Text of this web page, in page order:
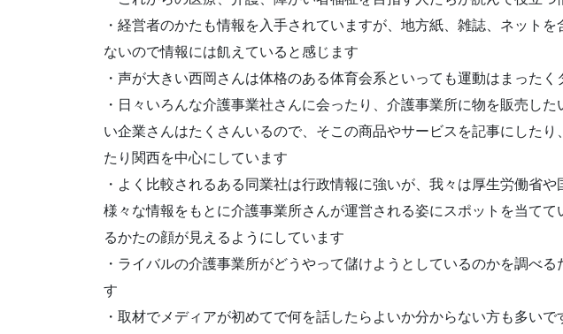
・経営者のかたも情報を入手されていますが、地方紙、雑誌、ネットを
ないので情報には飢えていると感じます
・声が大きい西岡さんは体格のある体育会系といっても運動はまったく
・日々いろんな介護事業社さんに会ったり、介護事業所に物を販売し
い企業さんはたくさんいるので、そこの商品やサービスを記事にしたり
たり関西を中心にしています
・よく比較されるある同業社は行政情報に強いが、我々は厚生労働省
様々な情報をもとに介護事業所さんが運営される姿にスポットを当てて
るかたの顔が見えるようにしています
・ライバルの介護事業所がどうやって儲けようとしているのかを調べる
す
・取材でメディアが初めてで何を話したらよいか分からない方も多いで